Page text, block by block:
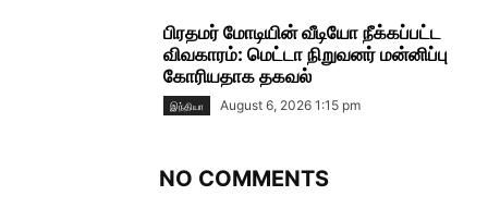
பிரதமர் மோடியின் வீடியோ நீக்கப்பட்ட
விவகாரம்: மெட்டா நிறுவனர் மன்னிப்பு
கோரியதாக தகவல்
இந்தியா August 6, 2026 1:15 pm
NO COMMENTS